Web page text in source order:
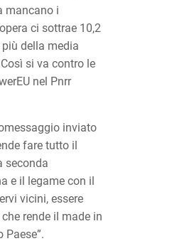
mancano i
ci sottrae 10,2
della media
si va contro le
nel Pnrr
inviato
fare tutto il
seconda
e il legame con il
vicini, essere
rende il made in